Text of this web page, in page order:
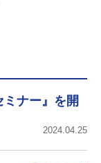
ナー』を開
2024.04.25